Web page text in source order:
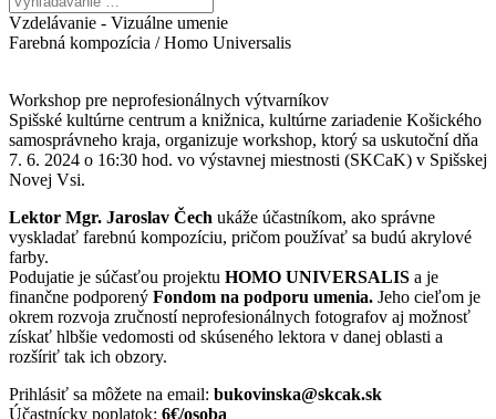
Vzdelávanie - Vizuálne umenie
Farebná kompozícia / Homo Universalis
Workshop pre neprofesionálnych výtvarníkov
Spišské kultúrne centrum a knižnica, kultúrne zariadenie Košického
samosprávneho kraja, organizuje workshop, ktorý sa uskutoční dňa
7. 6. 2024 o 16:30 hod. vo výstavnej miestnosti (SKCaK) v Spišskej
Novej Vsi.
Lektor Mgr. Jaroslav Čech ukáže účastníkom, ako správne
vyskladať farebnú kompozíciu, pričom používať sa budú akrylové
farby.
Podujatie je súčasťou projektu HOMO UNIVERSALIS a je
finančne podporený Fondom na podporu umenia. Jeho cieľom je
okrem rozvoja zručností neprofesionálnych fotografov aj možnosť
získať hlbšie vedomosti od skúseného lektora v danej oblasti a
rozšíriť tak ich obzory.
Prihlásiť sa môžete na email: bukovinska@skcak.sk
Účastnícky poplatok: 6€/osoba